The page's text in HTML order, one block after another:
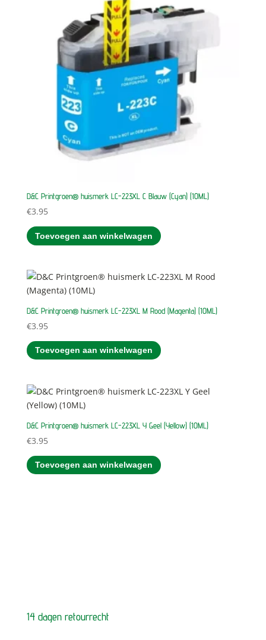
D&C Printgroen® huismerk LC-223XL C Blauw (Cyan) (10ML)
€3.95
Toevoegen aan winkelwagen
D&C Printgroen® huismerk LC-223XL M Rood (Magenta) (10ML)
€3.95
Toevoegen aan winkelwagen
D&C Printgroen® huismerk LC-223XL Y Geel (Yellow) (10ML)
€3.95
Toevoegen aan winkelwagen
14 dagen retourrecht